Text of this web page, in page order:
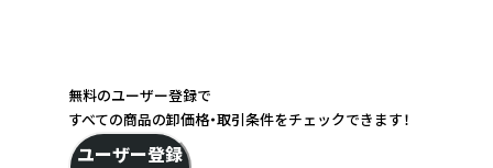
無料のユーザー登録で
すべての商品の卸価格・取引条件をチェックできます！
ユーザー登録